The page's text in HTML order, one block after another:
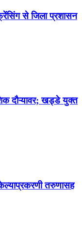
से जिला प्रशासन
दौऱ्यावर; खड्डे युक्त
तरुणासह